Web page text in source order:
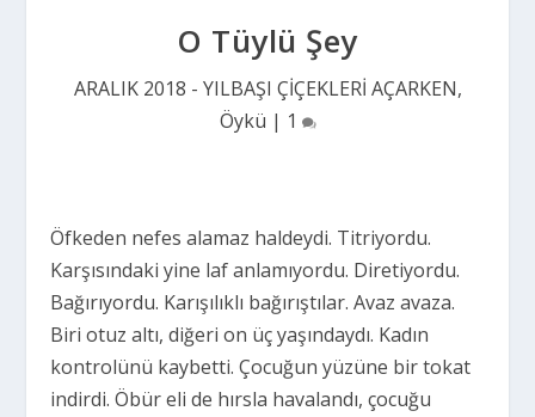
O Tüylü Şey
ARALIK 2018 - YILBAŞI ÇİÇEKLERİ AÇARKEN,
Öykü | 1
Öfkeden nefes alamaz haldeydi. Titriyordu.
Karşısındaki yine laf anlamıyordu. Diretiyordu.
Bağırıyordu. Karışılıklı bağırıştılar. Avaz avaza.
Biri otuz altı, diğeri on üç yaşındaydı. Kadın
kontrolünü kaybetti. Çocuğun yüzüne bir tokat
indirdi. Öbür eli de hırsla havalandı, çocuğu